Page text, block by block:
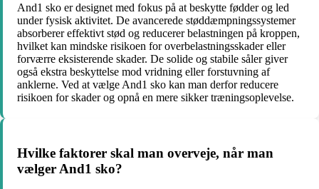
And1 sko er designet med fokus på at beskytte fødder og led
under fysisk aktivitet. De avancerede støddæmpningssystemer
absorberer effektivt stød og reducerer belastningen på kroppen,
hvilket kan mindske risikoen for overbelastningsskader eller
forværre eksisterende skader. De solide og stabile såler giver
også ekstra beskyttelse mod vridning eller forstuvning af
anklerne. Ved at vælge And1 sko kan man derfor reducere
risikoen for skader og opnå en mere sikker træningsoplevelse.
Hvilke faktorer skal man overveje, når man
vælger And1 sko?